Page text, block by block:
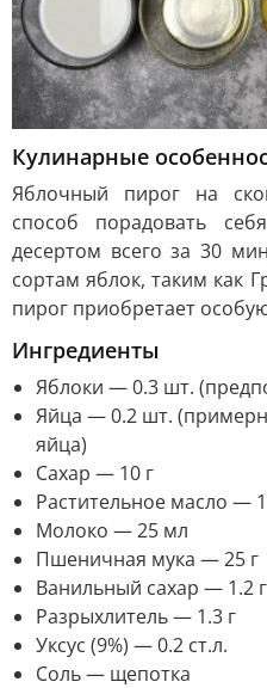
Кулинарные
Яблочный пирог на
способ порадовать
десертом всего за 30
сортам яблок, таким как
пирог приобретает
Ингредиенты
Яблоки — 0.3 шт.
Яйца — 0.2 шт.
яйца)
Сахар — 10 г
Растительное масло —
Молоко — 25 мл
Пшеничная мука — 25 г
Ванильный сахар — 1.2
Разрыхлитель — 1.3 г
Уксус (9%) — 0.2 ст.л.
Соль — щепотка